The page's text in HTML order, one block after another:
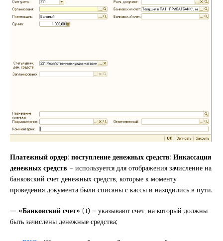
Платежный ордер: поступление денежных средств: Инкассация
денежных средств – используется для отображения зачисление на
банковский счет денежных средств, которые к моменту
проведения документа были списаны с кассы и находились в пути.
— «Банковский счет» (1) – указывают счет, на который должны
быть зачислены денежные средства;